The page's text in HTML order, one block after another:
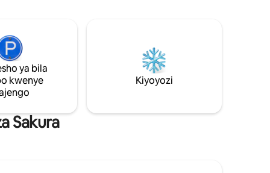
hadi
ya bila
kwenye
Kiyoyozi
Sakura